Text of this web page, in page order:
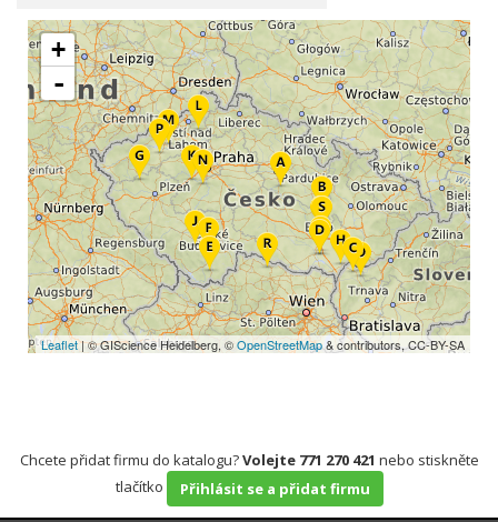
+
-
Leaflet| © GIScience Heidelberg, ©OpenStreetMap& contributors, CC-BY-SA
Chcete přidat firmu do katalogu?Volejte 771 270 421 nebo stiskněte
tlačítko
Přihlásit se a přidat firmu